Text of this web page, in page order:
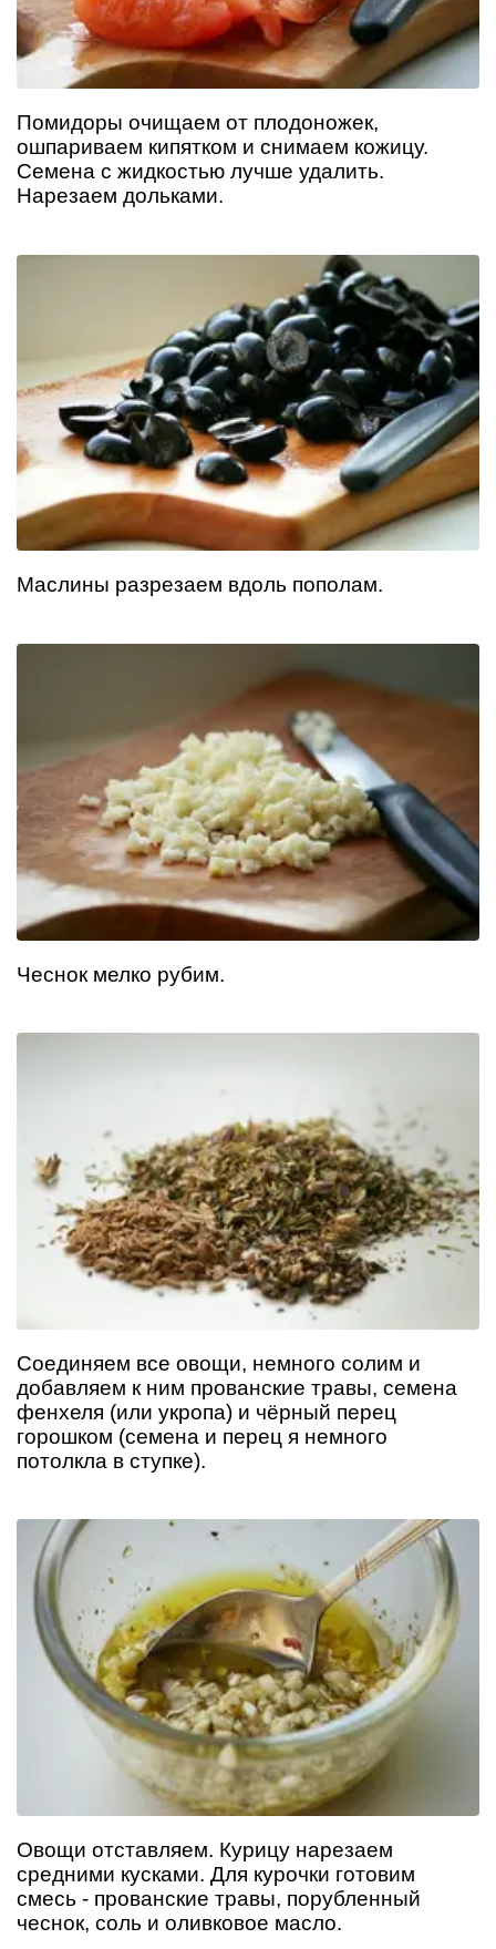
Помидоры очищаем от плодоножек,
ошпариваем кипятком и снимаем кожицу.
Семена с жидкостью лучше удалить.
Нарезаем дольками.
Маслины разрезаем вдоль пополам.
Чеснок мелко рубим.
Соединяем все овощи, немного солим и
добавляем к ним прованские травы, семена
фенхеля (или укропа) и чёрный перец
горошком (семена и перец я немного
потолкла в ступке).
Овощи отставляем. Курицу нарезаем
средними кусками. Для курочки готовим
смесь - прованские травы, порубленный
чеснок, соль и оливковое масло.